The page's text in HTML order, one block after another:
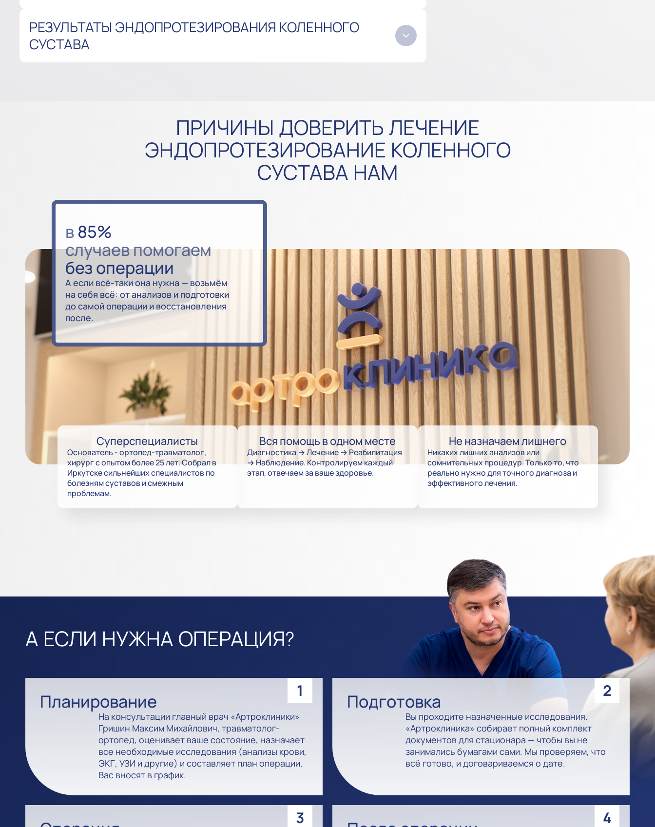
РЕЗУЛЬТАТЫ ЭНДОПРОТЕЗИРОВАНИЯ КОЛЕННОГО
СУСТАВА
ПРИЧИНЫ ДОВЕРИТЬ ЛЕЧЕНИЕ
ЭНДОПРОТЕЗИРОВАНИЕ КОЛЕННОГО
СУСТАВА НАМ
в85%
случаев помогаем
без операции
А если всё-таки она нужна — возьмём
на себя всё: от анализов и подготовки
до самой операции и восстановления
после.
Суперспециалисты
Основатель - ортопед-травматолог,
хирург с опытом более 25 лет. Собрал в
Иркутске сильнейших специалистов по
болезням суставов и смежным
проблемам.
Вся помощь в одном месте
Диагностика → Лечение → Реабилитация
→ Наблюдение. Контролируем каждый
этап, отвечаем за ваше здоровье.
Не назначаем лишнего
Никаких лишних анализов или
сомнительных процедур. Только то, что
реально нужно для точного диагноза и
эффективного лечения.
А ЕСЛИ НУЖНА ОПЕРАЦИЯ?
1
Планирование
На консультации главный врач «Артроклиники»
Гришин Максим Михайлович, травматолог-
ортопед, оценивает ваше состояние, назначает
все необходимые исследования (анализы крови,
ЭКГ, УЗИ и другие) и составляет план операции.
Вас вносят в график.
2
Подготовка
Вы проходите назначенные исследования.
«Артроклиника» собирает полный комплект
документов для стационара — чтобы вы не
занимались бумагами сами. Мы проверяем, что
всё готово, и договариваемся о дате.
3 4